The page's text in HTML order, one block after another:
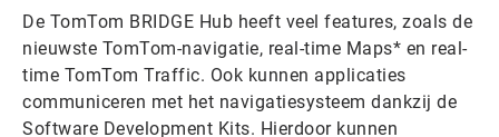
De TomTom BRIDGE Hub heeft veel features, zoals de
nieuwste TomTom-navigatie, real-time Maps* en real-
time TomTom Traffic. Ook kunnen applicaties
communiceren met het navigatiesysteem dankzij de
Software Development Kits. Hierdoor kunnen